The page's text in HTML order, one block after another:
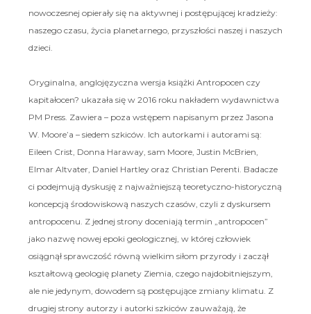
nowoczesnej opierały się na aktywnej i postępującej kradzieży:
naszego czasu, życia planetarnego, przyszłości naszej i naszych
dzieci.
Oryginalna, anglojęzyczna wersja książki Antropocen czy
kapitałocen? ukazała się w 2016 roku nakładem wydawnictwa
PM Press. Zawiera – poza wstępem napisanym przez Jasona
W. Moore’a – siedem szkiców. Ich autorkami i autorami są:
Eileen Crist, Donna Haraway, sam Moore, Justin McBrien,
Elmar Altvater, Daniel Hartley oraz Christian Perenti. Badacze
ci podejmują dyskusję z najważniejszą teoretyczno-historyczną
koncepcją środowiskową naszych czasów, czyli z dyskursem
antropocenu. Z jednej strony doceniają termin „antropocen”
jako nazwę nowej epoki geologicznej, w której człowiek
osiągnął sprawczość równą wielkim siłom przyrody i zaczął
kształtową geologię planety Ziemia, czego najdobitniejszym,
ale nie jedynym, dowodem są postępujące zmiany klimatu. Z
drugiej strony autorzy i autorki szkiców zauważają, że